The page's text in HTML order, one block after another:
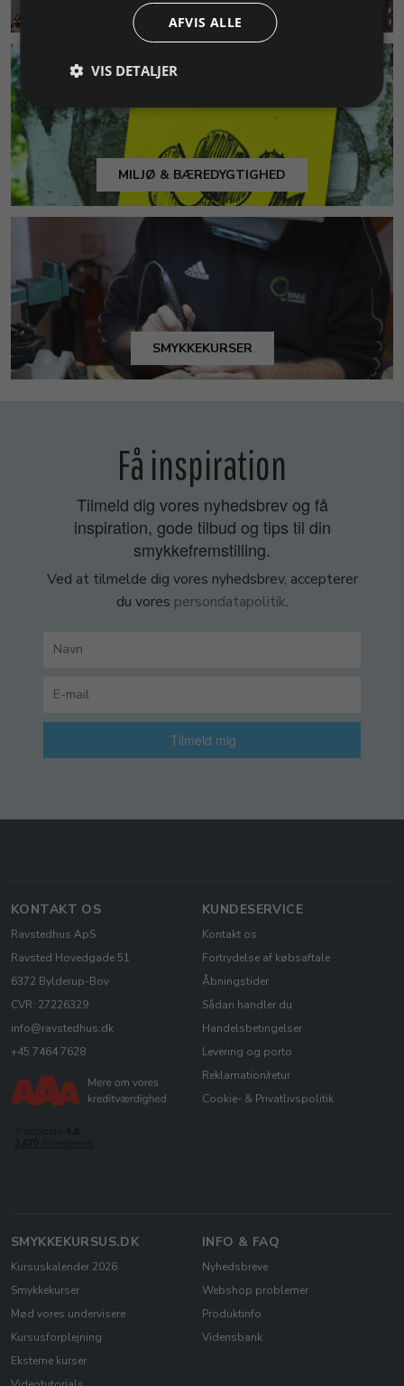
MILJØ & BÆREDYGTIGHED
SMYKKEKURSER
Få inspiration
Tilmeld dig vores nyhedsbrev og få
inspiration, gode tilbud og tips til din
smykkefremstilling.
Ved at tilmelde dig vores nyhedsbrev, accepterer
du vores persondatapolitik.
Tilmeld mig
KONTAKT OS
Ravstedhus ApS
Ravsted Hovedgade 51
6372 Bylderup-Bov
CVR: 27226329
info@ravstedhus.dk
+45 7464 7628
KUNDESERVICE
Kontakt os
Fortrydelse af købsaftale
Åbningstider
Sådan handler du
Handelsbetingelser
Levering og porto
Reklamation/retur
Cookie- & Privatlivspolitik
SMYKKEKURSUS.DK
Kursuskalender 2026
Smykkekurser
Mød vores undervisere
Kursusforplejning
Eksterne kurser
INFO & FAQ
Nyhedsbreve
Webshop problemer
Produktinfo
Vidensbank
AFVIS ALLE
VIS DETALJER